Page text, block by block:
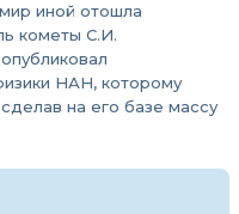
иной отошла
кометы С.И.
НАН, которому
на его базе массу